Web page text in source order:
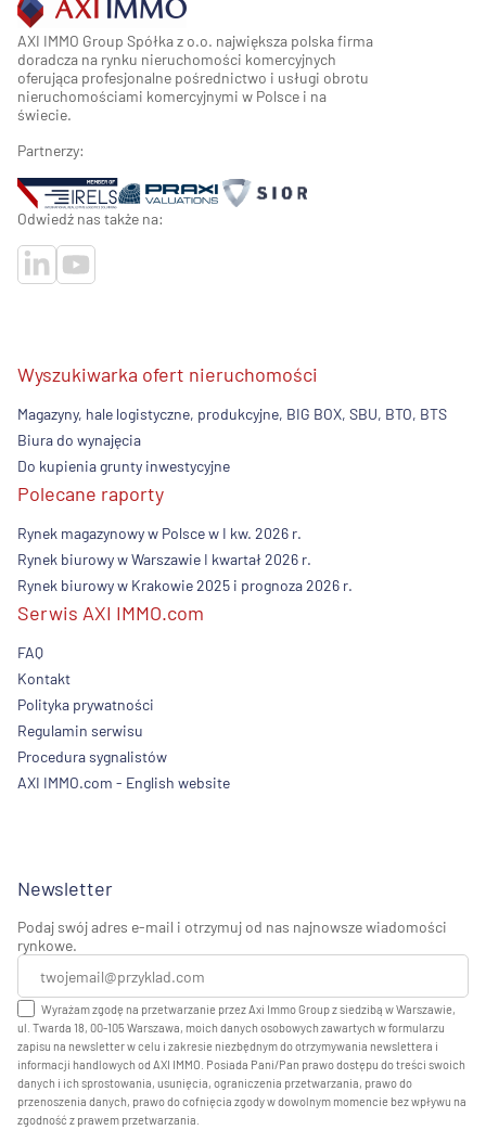
AXI IMMO Group Spółka z o.o. największa polska firma
doradcza na rynku nieruchomości komercyjnych
oferująca profesjonalne pośrednictwo i usługi obrotu
nieruchomościami komercyjnymi w Polsce i na
świecie.
Partnerzy:
Odwiedź nas także na:
Wyszukiwarka ofert nieruchomości
Magazyny, hale logistyczne, produkcyjne, BIG BOX, SBU, BTO, BTS
Biura do wynajęcia
Do kupienia grunty inwestycyjne
Polecane raporty
Rynek magazynowy w Polsce w I kw. 2026 r.
Rynek biurowy w Warszawie I kwartał 2026 r.
Rynek biurowy w Krakowie 2025 i prognoza 2026 r.
Serwis AXI IMMO.com
FAQ
Kontakt
Polityka prywatności
Regulamin serwisu
Procedura sygnalistów
AXI IMMO.com - English website
Newsletter
Podaj swój adres e-mail i otrzymuj od nas najnowsze wiadomości
rynkowe.
Wyrażam zgodę na przetwarzanie przez Axi Immo Group z siedzibą w Warszawie,
ul. Twarda 18, 00-105 Warszawa, moich danych osobowych zawartych w formularzu
zapisu na newsletter w celu i zakresie niezbędnym do otrzymywania newslettera i
informacji handlowych od AXI IMMO. Posiada Pani/Pan prawo dostępu do treści swoich
danych i ich sprostowania, usunięcia, ograniczenia przetwarzania, prawo do
przenoszenia danych, prawo do cofnięcia zgody w dowolnym momencie bez wpływu na
zgodność z prawem przetwarzania.